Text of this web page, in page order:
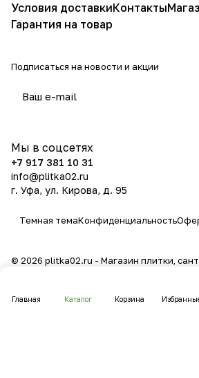
Главная Каталог Корзина
Условия доставкиКонтакты
Гарантия на товар
Подписаться на новости и акции
Мы в соцсетях
+7 917 381 10 31
info@plitka02.ru
г. Уфа, ул. Кирова, д. 95
Темная темаКонфиденциальность
© 2026 plitka02.ru - Магазин плитки,